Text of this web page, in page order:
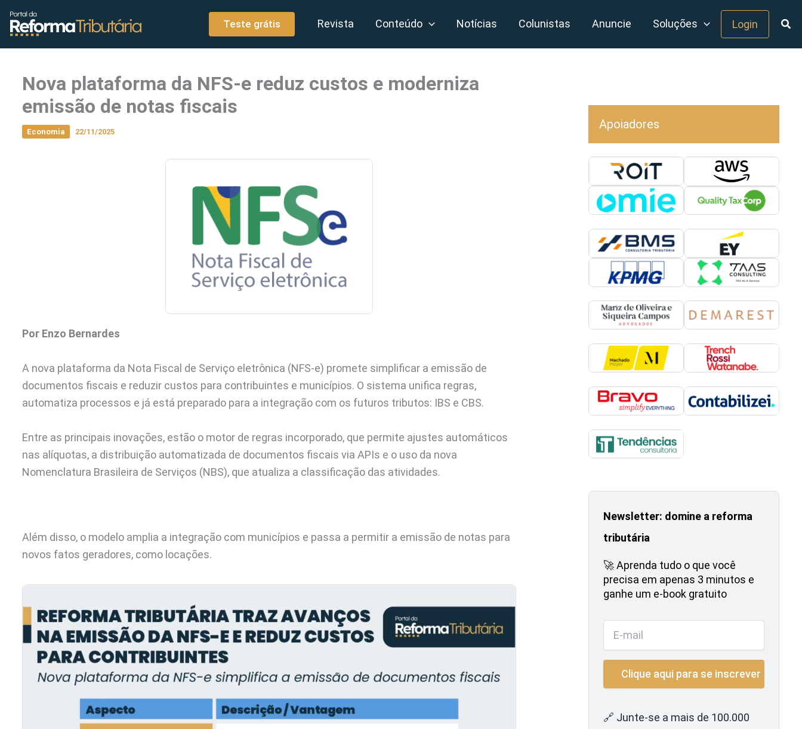
conteúdo
Teste grátis Revista Conteúdo Notícias Colunistas Anuncie Soluções Login
Nova plataforma da NFS-e reduz custos e moderniza
emissão de notas fiscais
Economia 22/11/2025
Por Enzo Bernardes
A nova plataforma da Nota Fiscal de Serviço eletrônica (NFS-e) promete simplificar a emissão de
documentos fiscais e reduzir custos para contribuintes e municípios. O sistema unifica regras,
automatiza processos e já está preparado para a integração com os futuros tributos: IBS e CBS.
Entre as principais inovações, estão o motor de regras incorporado, que permite ajustes automáticos
nas alíquotas, a distribuição automatizada de documentos fiscais via APIs e o uso da nova
Nomenclatura Brasileira de Serviços (NBS), que atualiza a classificação das atividades.
Além disso, o modelo amplia a integração com municípios e passa a permitir a emissão de notas para
novos fatos geradores, como locações.
Apoiadores
Newsletter: domine a reforma
tributária
🚀 Aprenda tudo o que você
precisa em apenas 3 minutos e
ganhe um e-book gratuito
🔗 Junte-se a mais de 100.000